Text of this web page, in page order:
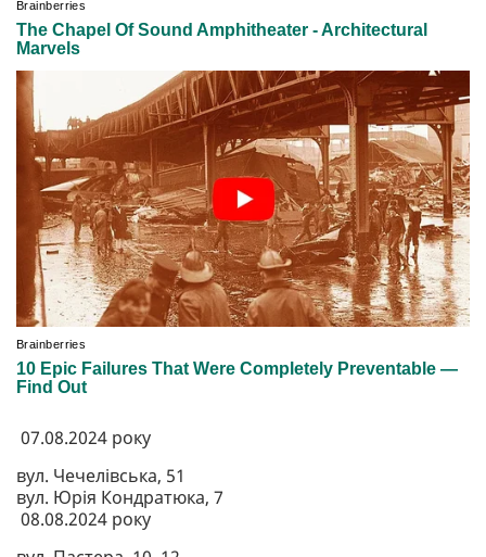
07.08.2024 року
вул. Чечелівська, 51
вул. Юрія Кондратюка, 7
08.08.2024 року